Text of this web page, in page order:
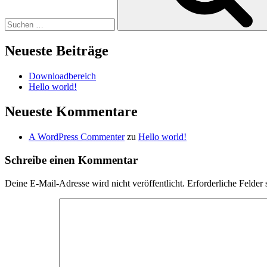
Neueste Beiträge
Downloadbereich
Hello world!
Neueste Kommentare
A WordPress Commenterzu Hello world!
Schreibe einen Kommentar
Deine E-Mail-Adresse wird nicht veröffentlicht. Erforderliche Felder